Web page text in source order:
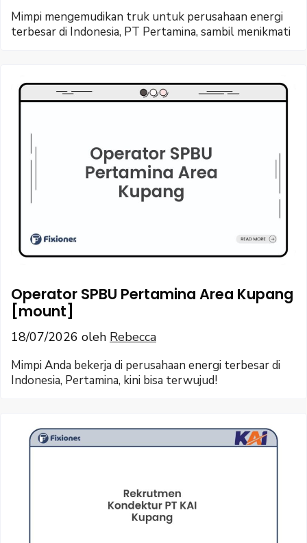
Mimpi mengemudikan truk untuk perusahaan energi
terbesar di Indonesia, PT Pertamina, sambil menikmati
Operator SPBU Pertamina Area Kupang
[mount]
18/07/2026 oleh Rebecca
Mimpi Anda bekerja di perusahaan energi terbesar di
Indonesia, Pertamina, kini bisa terwujud!